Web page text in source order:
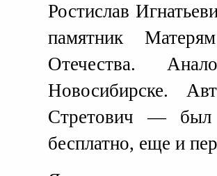
Ростислав
памятник
Отечества.
Новосибирске.
Стретович — был
бесплатно, еще и